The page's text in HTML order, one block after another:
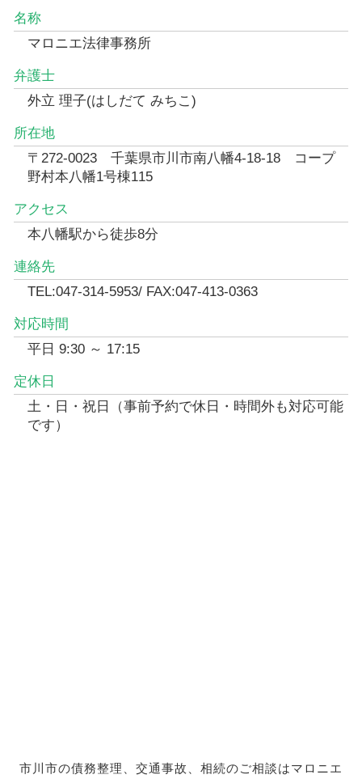
名称
マロニエ法律事務所
弁護士
外立 理子(はしだて みちこ)
所在地
〒272-0023 千葉県市川市南八幡4-18-18 コープ
野村本八幡1号棟115
アクセス
本八幡駅から徒歩8分
連絡先
TEL:047-314-5953/ FAX:047-413-0363
対応時間
平日 9:30 ～ 17:15
定休日
土・日・祝日（事前予約で休日・時間外も対応可能
です）
市川市の債務整理、交通事故、相続のご相談はマロニエ